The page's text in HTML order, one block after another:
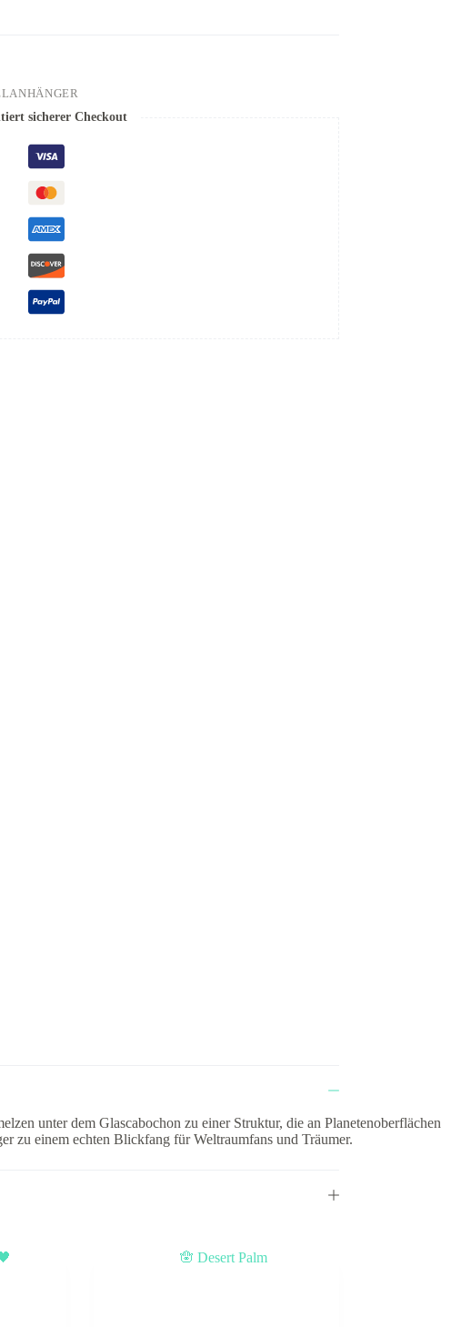
sicherer Checkout
unter dem Glascabochon zu einer Struktur, die an Planetenoberflächen
zu einem echten Blickfang für Weltraumfans und Träumer.